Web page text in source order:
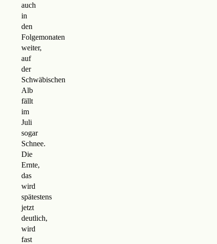
auch
in
den
Folgemonaten
weiter,
auf
der
Schwäbischen
Alb
fällt
im
Juli
sogar
Schnee.
Die
Ernte,
das
wird
spätestens
jetzt
deutlich,
wird
fast